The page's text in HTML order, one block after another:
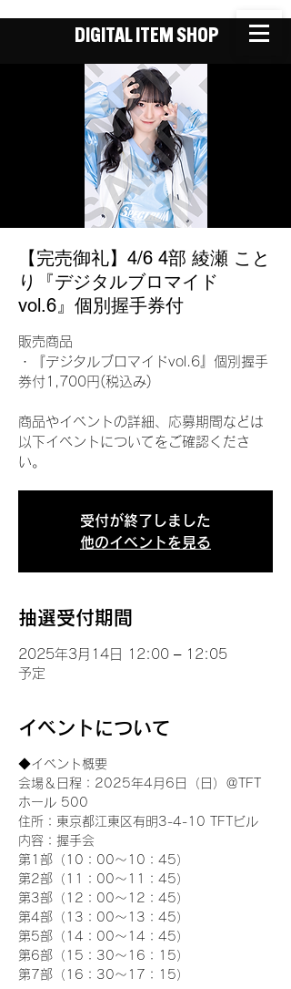
DIGITAL ITEM SHOP
【完売御礼】4/6 4部 綾瀬 こと
り『デジタルブロマイド
vol.6』個別握手券付
販売商品
・『デジタルブロマイドvol.6』個別握手
券付1,700円(税込み)
商品やイベントの詳細、応募期間などは
以下イベントについてをご確認くださ
い。
受付が終了しました
他のイベントを見る
抽選受付期間
2025年3月14日 12:00 – 12:05
予定
イベントについて
◆イベント概要
会場＆日程：2025年4月6日（日）＠TFT
ホール 500
住所：東京都江東区有明3-4-10 TFTビル
内容：握手会
第1部（10：00～10：45）
第2部（11：00～11：45）
第3部（12：00～12：45）
第4部（13：00～13：45）
第5部（14：00～14：45）
第6部（15：30～16：15）
第7部（16：30～17：15）